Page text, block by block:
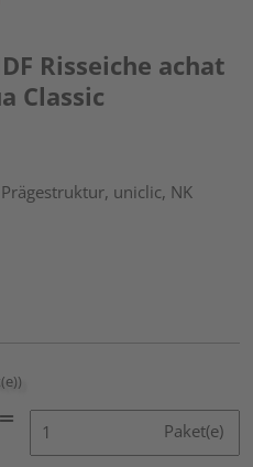
Risseiche achat
Classic
uniclic, NK
Paket(e)